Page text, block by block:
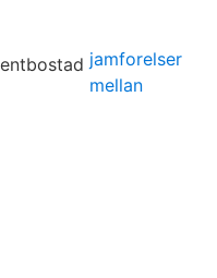
jamforelser
mellan